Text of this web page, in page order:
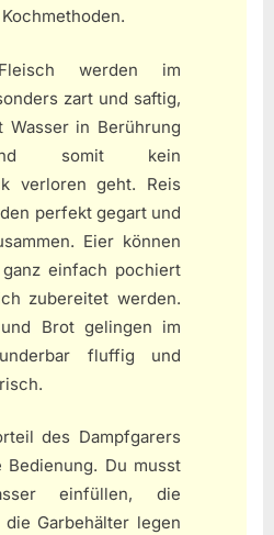
werden im
zart und saftig,
in Berührung
somit kein
verloren geht. Reis
perfekt gegart und
Eier können
einfach pochiert
zubereitet werden.
Brot gelingen im
fluffig und
des Dampfgarers
Du musst
einfüllen, die
Garbehälter legen